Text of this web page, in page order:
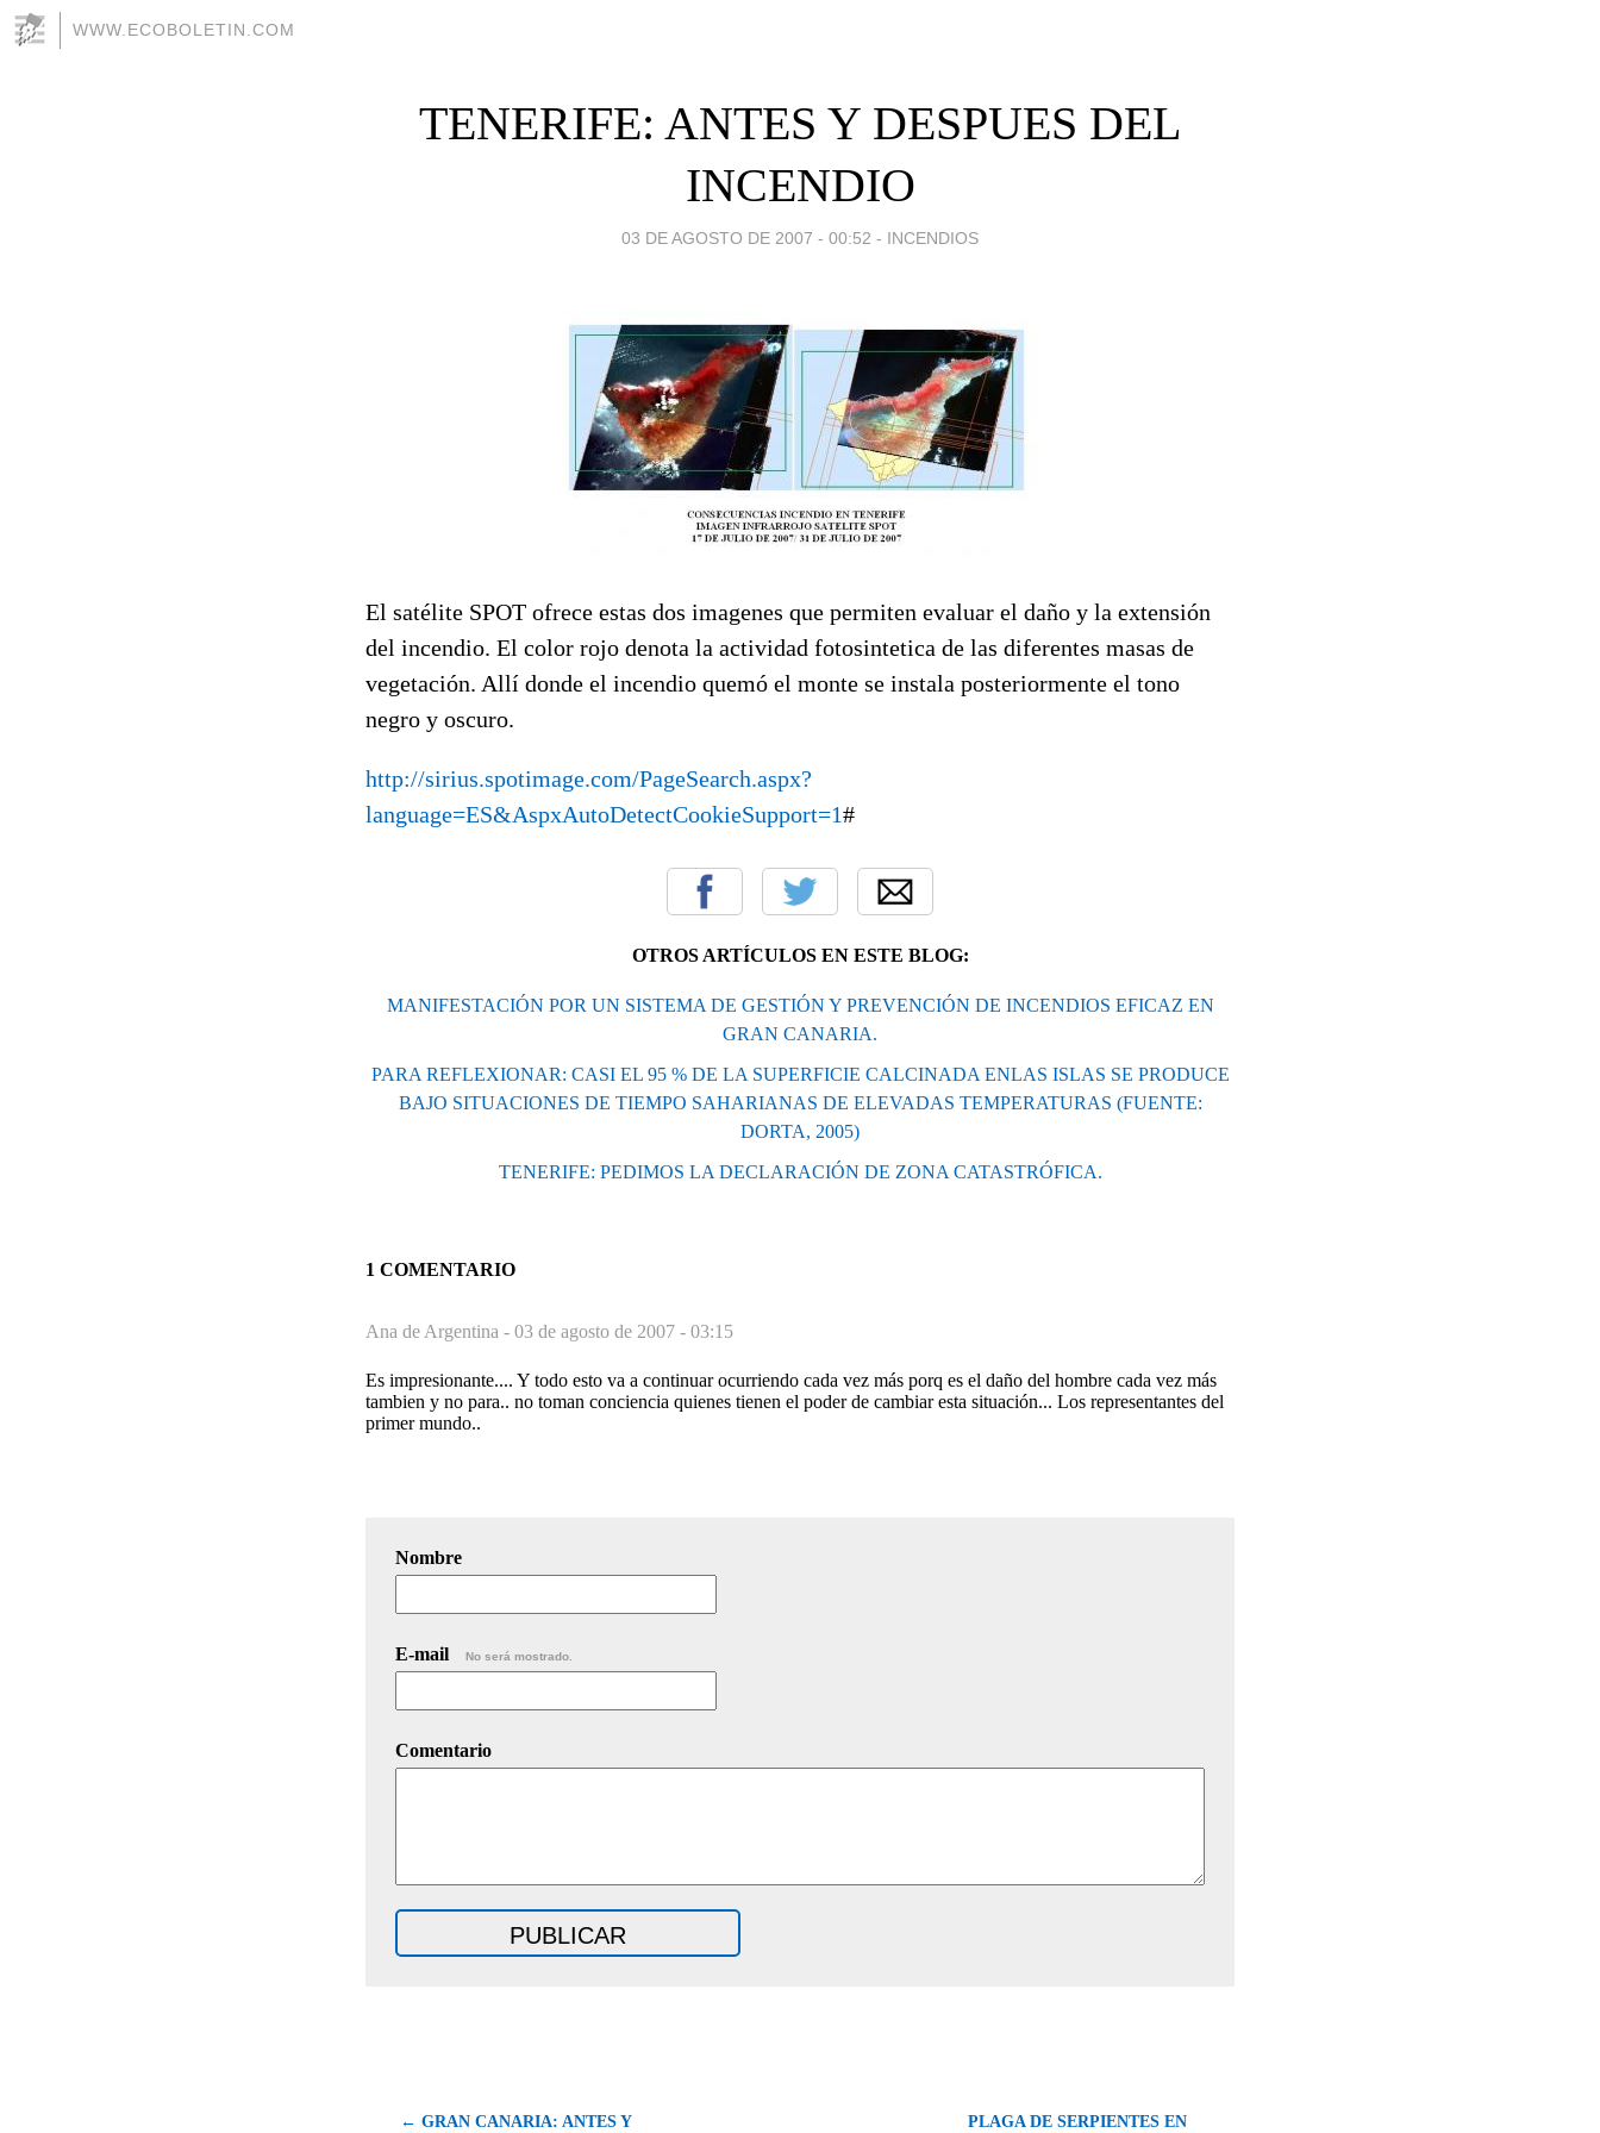
WWW.ECOBOLETIN.COM
TENERIFE: ANTES Y DESPUES DEL
INCENDIO
03 DE AGOSTO DE 2007 - 00:52 - INCENDIOS
El satélite SPOT ofrece estas dos imagenes que permiten evaluar el daño y la extensión
del incendio. El color rojo denota la actividad fotosintetica de las diferentes masas de
vegetación. Allí donde el incendio quemó el monte se instala posteriormente el tono
negro y oscuro.
http://sirius.spotimage.com/PageSearch.aspx?
language=ES&AspxAutoDetectCookieSupport=1#
OTROS ARTÍCULOS EN ESTE BLOG:
MANIFESTACIÓN POR UN SISTEMA DE GESTIÓN Y PREVENCIÓN DE INCENDIOS EFICAZ EN
GRAN CANARIA.
PARA REFLEXIONAR: CASI EL 95 % DE LA SUPERFICIE CALCINADA ENLAS ISLAS SE PRODUCE
BAJO SITUACIONES DE TIEMPO SAHARIANAS DE ELEVADAS TEMPERATURAS (FUENTE:
DORTA, 2005)
TENERIFE: PEDIMOS LA DECLARACIÓN DE ZONA CATASTRÓFICA.
1 COMENTARIO
Ana de Argentina - 03 de agosto de 2007 - 03:15
Es impresionante.... Y todo esto va a continuar ocurriendo cada vez más porq es el daño del hombre cada vez más
tambien y no para.. no toman conciencia quienes tienen el poder de cambiar esta situación... Los representantes del
primer mundo..
Nombre
E-mail No será mostrado.
Comentario
← GRAN CANARIA: ANTES Y PLAGA DE SERPIENTES EN